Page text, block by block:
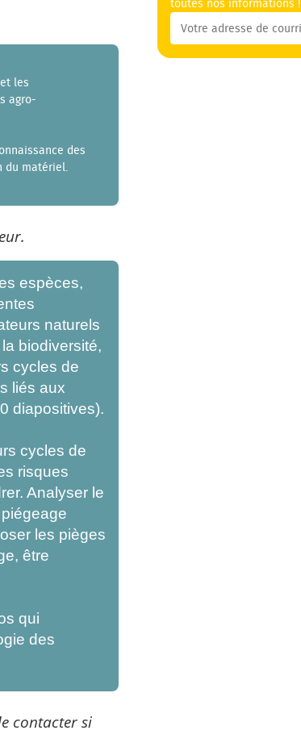
les
agro-
des
matériel.
espèces,
naturels
biodiversité,
cycles de
liés aux
diapositives).
cycles de
risques
Analyser le
les pièges
être
qui
des
contacter si
toutes nos informations !